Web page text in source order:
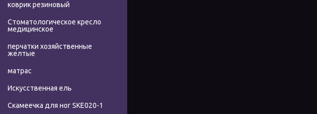
коврик резиновый
Стоматологическое кресло
медицинское
перчатки хозяйственные
желтые
матрас
Искусственная ель
Скамеечка для ног SKE020-1